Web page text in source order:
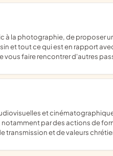
et tout ce qui est en rapport
vous faire rencontrer d'autres
par des actions de
et de valeurs